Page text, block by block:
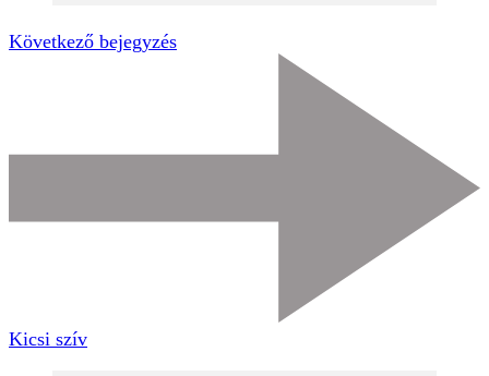
Következő bejegyzés
Kicsi szív